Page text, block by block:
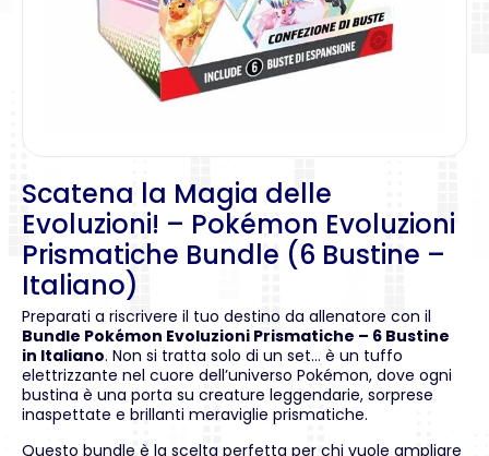
Scatena la Magia delle
Evoluzioni! – Pokémon Evoluzioni
Prismatiche Bundle (6 Bustine –
Italiano)
Preparati a riscrivere il tuo destino da allenatore con il
Bundle Pokémon Evoluzioni Prismatiche – 6 Bustine
in Italiano. Non si tratta solo di un set… è un tuffo
elettrizzante nel cuore dell’universo Pokémon, dove ogni
bustina è una porta su creature leggendarie, sorprese
inaspettate e brillanti meraviglie prismatiche.
Questo bundle è la scelta perfetta per chi vuole ampliare